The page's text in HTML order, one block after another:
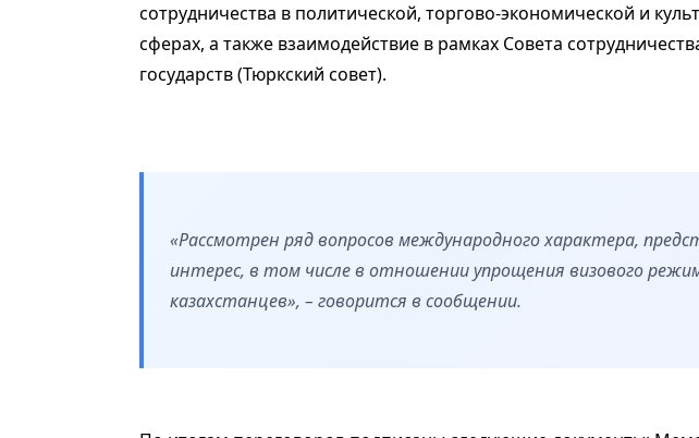
сотрудничества в политической, торгово-экономической и
сферах, а также взаимодействие в рамках Совета
государств (Тюркский совет).
«Рассмотрен ряд вопросов международного характера,
интерес, в том числе в отношении упрощения визового
казахстанцев», – говорится в сообщении.